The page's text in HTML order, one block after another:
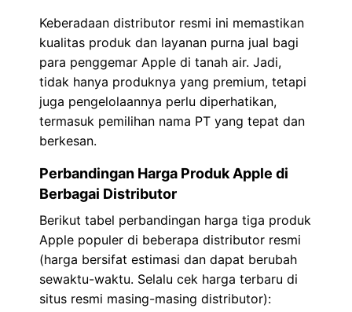
Keberadaan distributor resmi ini memastikan
kualitas produk dan layanan purna jual bagi
para penggemar Apple di tanah air. Jadi,
tidak hanya produknya yang premium, tetapi
juga pengelolaannya perlu diperhatikan,
termasuk pemilihan nama PT yang tepat dan
berkesan.
Perbandingan Harga Produk Apple di
Berbagai Distributor
Berikut tabel perbandingan harga tiga produk
Apple populer di beberapa distributor resmi
(harga bersifat estimasi dan dapat berubah
sewaktu-waktu. Selalu cek harga terbaru di
situs resmi masing-masing distributor):